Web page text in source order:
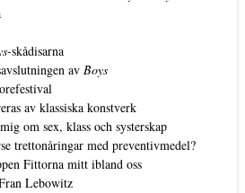
-skådisarna
av Boys
av klassiska konstverk
om sex, klass och systerskap
trettonåringar med preventivmedel?
Fittorna mitt ibland oss
Lebowitz